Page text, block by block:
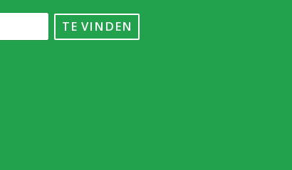
TE VINDEN